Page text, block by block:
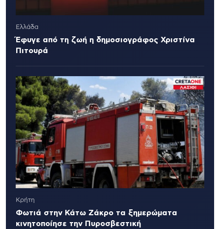
Ελλάδα
Έφυγε από τη ζωή η δημοσιογράφος Χριστίνα
Πιτουρά
Κρήτη
Φωτιά στην Κάτω Ζάκρο τα ξημερώματα
κινητοποίησε την Πυροσβεστική